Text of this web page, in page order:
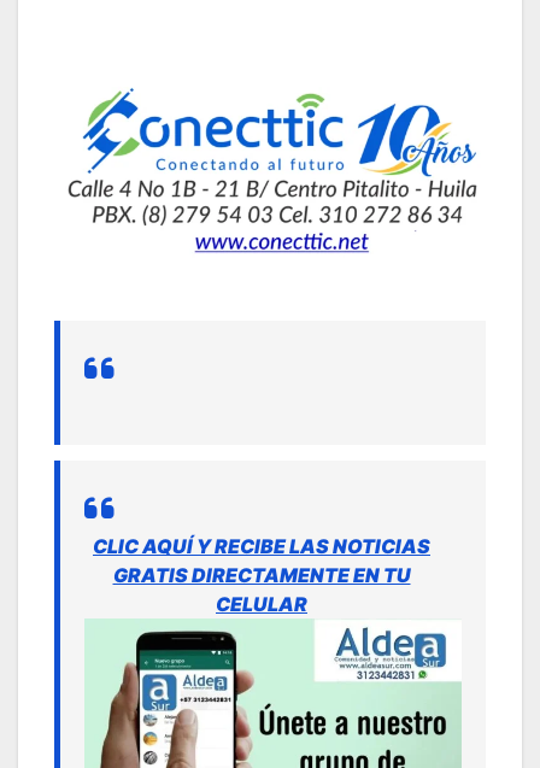
CLIC AQUÍ Y RECIBE LAS NOTICIAS
GRATIS DIRECTAMENTE EN TU
CELULAR